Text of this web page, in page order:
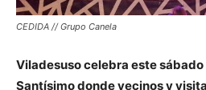
CEDIDA // Grupo Canela
Viladesuso celebra este
Santísimo donde vecinos y